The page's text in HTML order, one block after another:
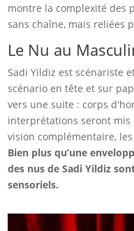
montre la complexité des
sans chaîne, mais reliées
Le Nu au
Sadi Yildiz est scénariste
scénario en tête et sur
vers une suite : corps
interprétations seront mis
vision complémentaire,
Bien plus qu’une
des nus de Sadi Yildiz
sensoriels.